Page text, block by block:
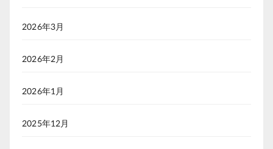
2026年3月
2026年2月
2026年1月
2025年12月